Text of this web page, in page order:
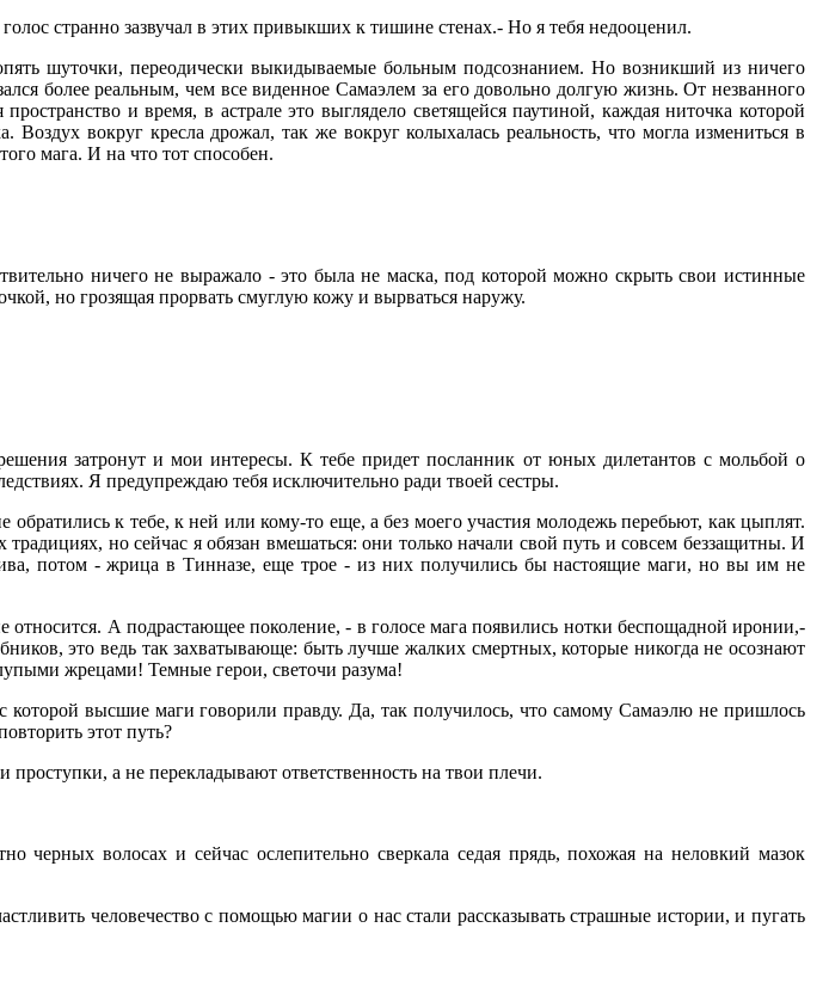
странно зазвучал в этих привыкших к тишине стенах.- Но я тебя недооценил.
шуточки, переодически выкидываемые больным подсознанием. Но возникший из ничего
более реальным, чем все виденное Самаэлем за его довольно долгую жизнь. От незванного
и время, в астрале это выглядело светящейся паутиной, каждая ниточка которой
вокруг кресла дрожал, так же вокруг колыхалась реальность, что могла измениться в
мага. И на что тот способен.
ничего не выражало - это была не маска, под которой можно скрыть свои истинные
но грозящая прорвать смуглую кожу и вырваться наружу.
затронут и мои интересы. К тебе придет посланник от юных дилетантов с мольбой о
Я предупреждаю тебя исключительно ради твоей сестры.
к тебе, к ней или кому-то еще, а без моего участия молодежь перебьют, как цыплят.
но сейчас я обязан вмешаться: они только начали свой путь и совсем беззащитны. И
потом - жрица в Тинназе, еще трое - из них получились бы настоящие маги, но вы им не
А подрастающее поколение, - в голосе мага появились нотки беспощадной иронии,-
это ведь так захватывающе: быть лучше жалких смертных, которые никогда не осознают
жрецами! Темные герои, светочи разума!
которой высшие маги говорили правду. Да, так получилось, что самому Самаэлю не пришлось
этот путь?
а не перекладывают ответственность на твои плечи.
черных волосах и сейчас ослепительно сверкала седая прядь, похожая на неловкий мазок
человечество с помощью магии о нас стали рассказывать страшные истории, и пугать